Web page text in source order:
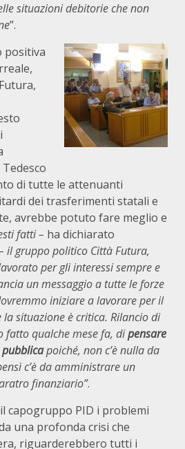
situazioni debitorie che non
”.
positiva
di tutte le attenuanti
dei trasferimenti statali e
avrebbe potuto fare meglio e
fatti – ha dichiarato
il gruppo politico Città Futura,
per gli interessi sempre e
un messaggio a tutte le forze
iniziare a lavorare per il
situazione è critica. Rilancio di
fatto qualche mese fa, dipensare
poiché, non c’è nulla da
c’è da amministrare un
finanziario”.
capogruppo PID i problemi
una profonda crisi che
riguarderebbero tutti i